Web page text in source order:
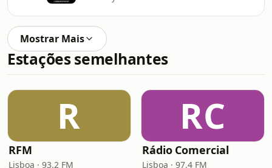
Mostrar Mais
Estações semelhantes
R
RFM
Lisboa · 93.2 FM
RC
Rádio Comercial
Lisboa · 97.4 FM